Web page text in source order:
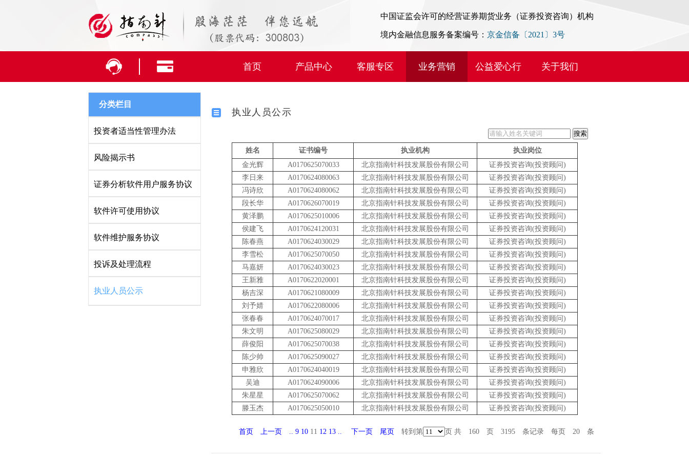
中国证监会许可的经营证券期货业务（证券投资咨询）机构
境内金融信息服务备案编号： 京金信备〔2021〕3号
首页 产品中心 客服专区 业务营销 公益爱心行 关于我们
分类栏目
投资者适当性管理办法
风险揭示书
证券分析软件用户服务协议
软件许可使用协议
软件维护服务协议
投诉及处理流程
执业人员公示
执业人员公示
姓名 证书编号 执业机构
执业岗位
金光辉
A0170625070033 北京指南针科技发展股份有限公司
证券投资咨询(投资顾问)
李日来
A0170624080063 北京指南针科技发展股份有限公司
证券投资咨询(投资顾问)
冯诗欣
A0170624080062 北京指南针科技发展股份有限公司
证券投资咨询(投资顾问)
段长华
A0170626070019 北京指南针科技发展股份有限公司
证券投资咨询(投资顾问)
黄泽鹏
A0170625010006 北京指南针科技发展股份有限公司
证券投资咨询(投资顾问)
侯建飞
A0170624120031 北京指南针科技发展股份有限公司
证券投资咨询(投资顾问)
陈春燕
A0170624030029 北京指南针科技发展股份有限公司
证券投资咨询(投资顾问)
李雪松
A0170625070050 北京指南针科技发展股份有限公司
证券投资咨询(投资顾问)
马嘉妍
A0170624030023 北京指南针科技发展股份有限公司
证券投资咨询(投资顾问)
王新雅
A0170622020001 北京指南针科技发展股份有限公司
证券投资咨询(投资顾问)
杨吉深
A0170621080009 北京指南针科技发展股份有限公司
证券投资咨询(投资顾问)
刘予婧
A0170622080006 北京指南针科技发展股份有限公司
证券投资咨询(投资顾问)
张春春
A0170624070017 北京指南针科技发展股份有限公司
证券投资咨询(投资顾问)
朱文明
A0170625080029 北京指南针科技发展股份有限公司
证券投资咨询(投资顾问)
薛俊阳
A0170625070038 北京指南针科技发展股份有限公司
证券投资咨询(投资顾问)
陈少帅
A0170625090027 北京指南针科技发展股份有限公司
证券投资咨询(投资顾问)
申雅欣
A0170624040019 北京指南针科技发展股份有限公司
证券投资咨询(投资顾问)
吴迪
A0170624090006 北京指南针科技发展股份有限公司
证券投资咨询(投资顾问)
朱星星
A0170625070062 北京指南针科技发展股份有限公司
证券投资咨询(投资顾问)
滕玉杰
A0170625050010 北京指南针科技发展股份有限公司 证券投资咨询(投资顾问)
首页 上一页 .. 9 10 11 12 13 .. 下一页 尾页 转到第 页 共 160 页 3195 条记录 每页 20 条